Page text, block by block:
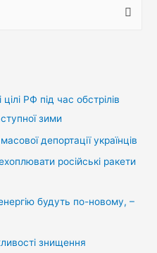
РФ під час обстрілів
зими
депортації українців
російські ракети
будуть по-новому, –
знищення